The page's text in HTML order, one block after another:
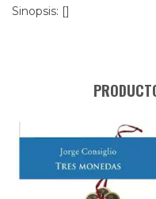
Sinopsis: []